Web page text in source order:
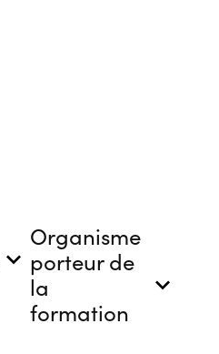
Organisme
porteur de
la
formation